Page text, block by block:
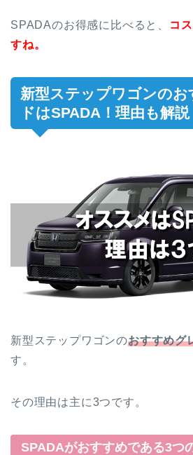
SPADAのお得感に比べると、
コ
すね。
新型ステップワゴンのお
ドはSPADA！理由も解説
新型ステップワゴンのおすすめグ
す。
その理由は主に3つです。
SPADAがおすすめである3つ